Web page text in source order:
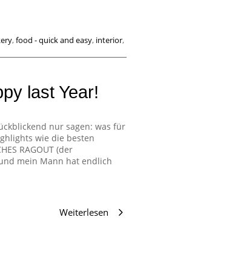
,food - quick and easy, interior,
last Year!
nur sagen: was für
wie die besten
RAGOUT (der
mein Mann hat endlich
Weiterlesen